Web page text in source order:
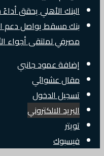
البنك الأهلي يحقق أداءً
بنك مسقط يواصل دعم
مصرفي لملتقى أجواء
إضافة عمود جانبي
مقال عشوائي
تسجيل الدخول
البريد الالكتروني
تويتر
فيسبوك